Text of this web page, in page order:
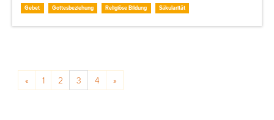
Gebet Gottesbeziehung Religiöse Bildung Säkularität
« 1 2 3 4 »